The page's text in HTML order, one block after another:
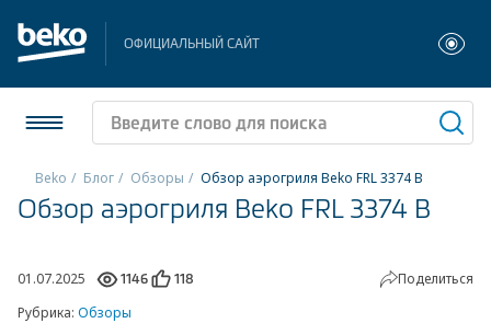
ОФИЦИАЛЬНЫЙ САЙТ
Холодильники и морозильники
Стиральные и сушильные машины
Посудомоечные машины
Beko Блог Обзоры Обзор аэрогриля Beko FRL 3374 B
Обзор аэрогриля Beko FRL 3374 B
01.07.2025 1146 118
Поделиться
Рубрика: Обзоры